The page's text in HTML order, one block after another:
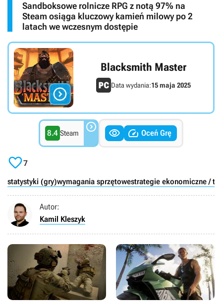
Sandboksowe rolnicze RPG z notą 97% na
Steam osiąga kluczowy kamień milowy po 2
latach we wczesnym dostępie

Blacksmith Master
Data wydania:15 maja 2025
8.4 Steam    Oceń Grę
7
statystyki (gry)wymagania sprzętowestrategie ekonomiczne /
Autor:
Kamil Kleszyk